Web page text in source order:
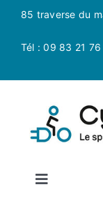
Passer
contenu
85 traverse du
Tél : 09 83 21 76
Toggle